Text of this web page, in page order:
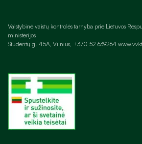
Valstybinė vaistų kontrolės tarnyba prie Lietuvos
ministerijos
Studentų g. 45A, Vilnius, +370 52 639264